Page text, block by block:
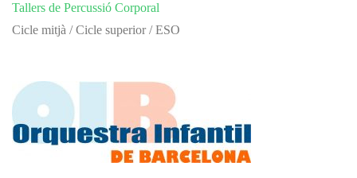
Tallers de Percussió Corporal
Cicle mitjà / Cicle superior / ESO